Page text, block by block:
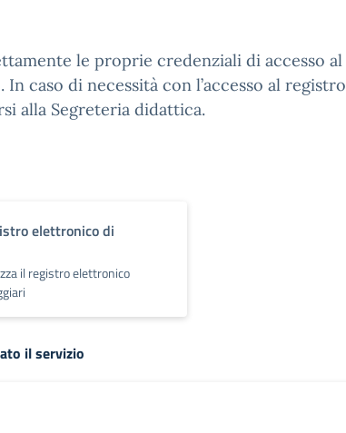
le proprie credenziali di accesso al
caso di necessità con l’accesso al registro
alla Segreteria didattica.
elettronico di
il registro elettronico
il servizio